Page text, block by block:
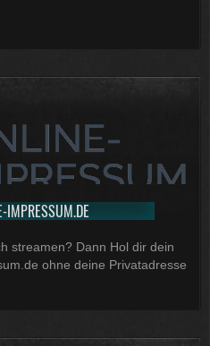
IMPRESSUM.DE
streamen? Dann Hol dir dein
ohne deine Privatadresse